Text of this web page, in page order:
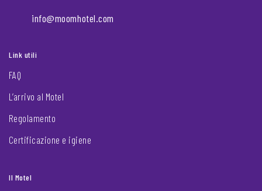
info@moomhotel.com
Link utili
FAQ
L’arrivo al Motel
Regolamento
Certificazione e igiene
Il Motel